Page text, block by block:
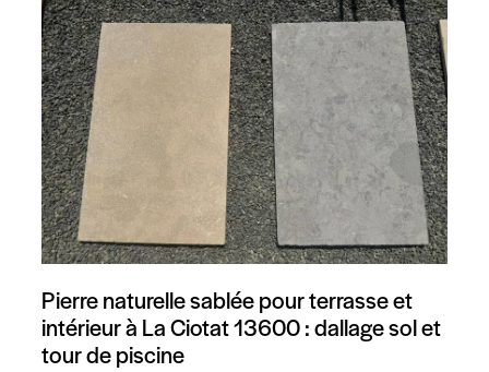
Pierre naturelle sablée pour terrasse et
intérieur à La Ciotat 13600 : dallage sol et
tour de piscine